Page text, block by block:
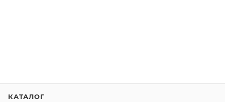
КАТАЛОГ